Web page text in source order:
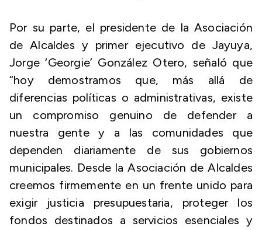
Por su parte, el presidente de la Asociación
de Alcaldes y primer ejecutivo de Jayuya,
Jorge ‘Georgie’ González Otero, señaló que
“hoy demostramos que, más allá de
diferencias políticas o administrativas, existe
un compromiso genuino de defender a
nuestra gente y a las comunidades que
dependen diariamente de sus gobiernos
municipales. Desde la Asociación de Alcaldes
creemos firmemente en un frente unido para
exigir justicia presupuestaria, proteger los
fondos destinados a servicios esenciales y